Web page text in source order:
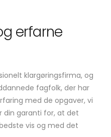
erfarne
klargøringsfirma, og
fagfolk, der har
med de opgaver, vi
din garanti for, at det
vis og med det